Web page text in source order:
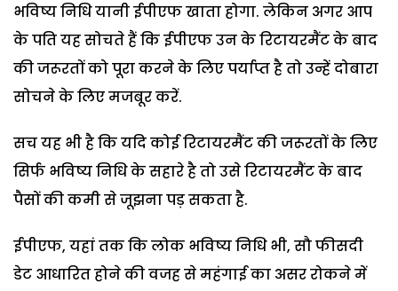
भविष्य निधि यानी ईपीएफ खाता होगा. लेकिन अगर आप
के पति यह सोचते हैं कि ईपीएफ उन के रिटायरमैंट के बाद
की जरूरतों को पूरा करने के लिए पर्याप्त है तो उन्हें दोबारा
सोचने के लिए मजबूर करें.
सच यह भी है कि यदि कोई रिटायरमैंट की जरूरतों के लिए
सिर्फ भविष्य निधि के सहारे है तो उसे रिटायरमैंट के बाद
पैसों की कमी से जूझना पड़ सकता है.
ईपीएफ, यहां तक कि लोक भविष्य निधि भी, सौ फीसदी
डेट आधारित होने की वजह से महंगाई का असर रोकने में